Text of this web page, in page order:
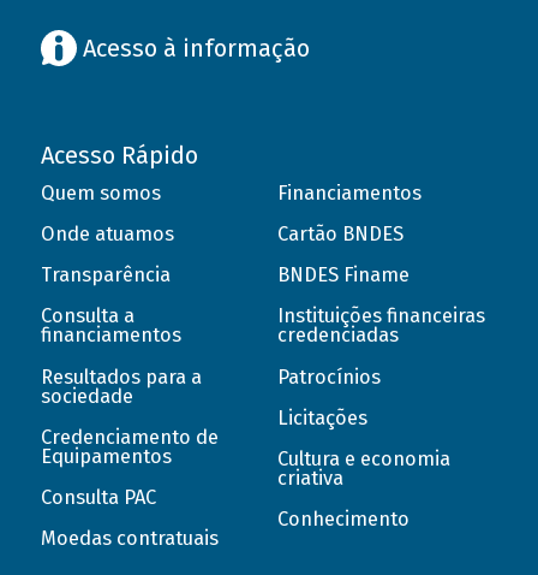
Acesso à informação
Acesso Rápido
Quem somos
Onde atuamos
Transparência
Consulta a
financiamentos
Resultados para a
sociedade
Credenciamento de
Equipamentos
Consulta PAC
Moedas contratuais
Financiamentos
Cartão BNDES
BNDES Finame
Instituições financeiras
credenciadas
Patrocínios
Licitações
Cultura e economia
criativa
Conhecimento